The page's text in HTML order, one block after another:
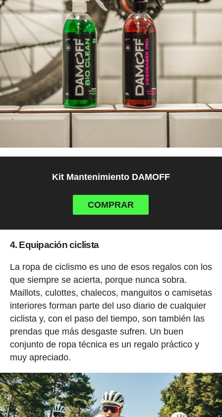
Kit Mantenimiento DAMOFF
COMPRAR
4. Equipación ciclista
La ropa de ciclismo es uno de esos regalos con los
que siempre se acierta, porque nunca sobra.
Maillots, culottes, chalecos, manguitos o camisetas
interiores forman parte del uso diario de cualquier
ciclista y, con el paso del tiempo, son también las
prendas que más desgaste sufren. Un buen
conjunto de ropa técnica es un regalo práctico y
muy apreciado.